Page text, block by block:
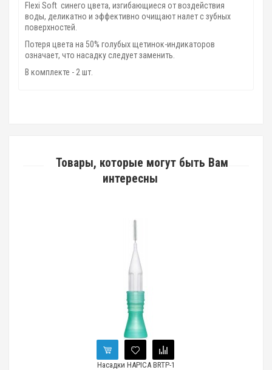
Flexi Soft синего цвета, изгибающиеся от воздействия
воды, деликатно и эффективно очищают налет с зубных
поверхностей.
Потеря цвета на 50% голубых щетинок-индикаторов
означает, что насадку следует заменить.
В комплекте - 2 шт.
Товары, которые могут быть Вам
интересны
Насадки HAPICA BRTP-1